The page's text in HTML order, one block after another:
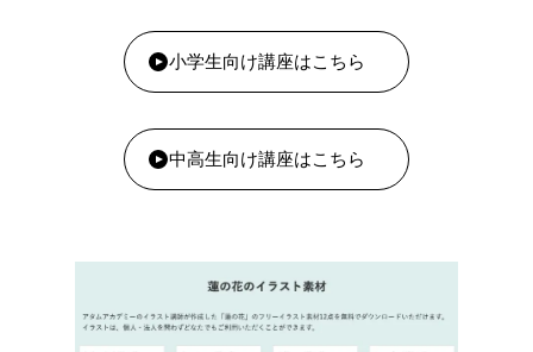
小学生向け講座はこちら
中高生向け講座はこちら